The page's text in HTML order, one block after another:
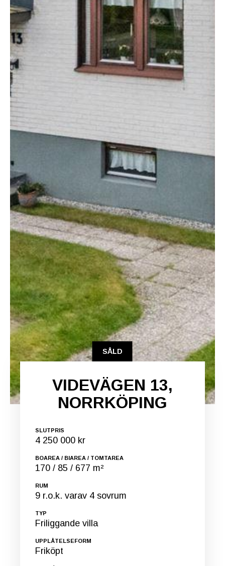
SÅLD
VIDEVÄGEN 13,
NORRKÖPING
SLUTPRIS
4 250 000 kr
BOAREA / BIAREA / TOMTAREA
170 / 85 / 677 m²
RUM
9 r.o.k. varav 4 sovrum
TYP
Friliggande villa
UPPLÅTELSEFORM
Friköpt